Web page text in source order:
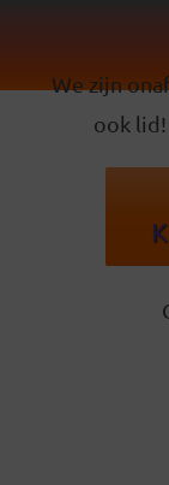
We zijn
ook